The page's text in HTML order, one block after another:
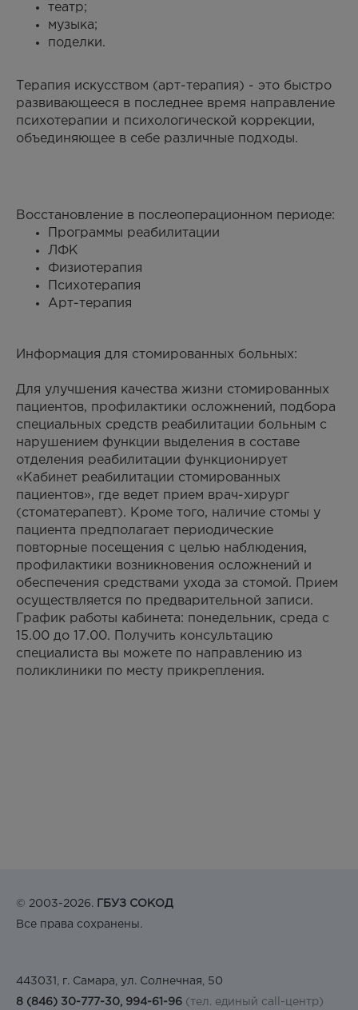
театр;
музыка;
поделки.
Терапия искусством (арт-терапия) - это быстро
развивающееся в последнее время направление
психотерапии и психологической коррекции,
объединяющее в себе различные подходы.
Восстановление в послеоперационном периоде:
Программы реабилитации
ЛФК
Физиотерапия
Психотерапия
Арт-терапия
Информация для стомированных больных:
Для улучшения качества жизни стомированных
пациентов, профилактики осложнений, подбора
специальных средств реабилитации больным с
нарушением функции выделения в составе
отделения реабилитации функционирует
«Кабинет реабилитации стомированных
пациентов», где ведет прием врач-хирург
(стоматерапевт). Кроме того, наличие стомы у
пациента предполагает периодические
повторные посещения с целью наблюдения,
профилактики возникновения осложнений и
обеспечения средствами ухода за стомой. Прием
осуществляется по предварительной записи.
График работы кабинета: понедельник, среда с
15.00 до 17.00. Получить консультацию
специалиста вы можете по направлению из
поликлиники по месту прикрепления.
© 2003-2026. ГБУЗ СОКОД
Все права сохранены.
443031, г. Самара, ул. Солнечная, 50
8 (846) 30-777-30, 994-61-96 (тел. единый call-центр)